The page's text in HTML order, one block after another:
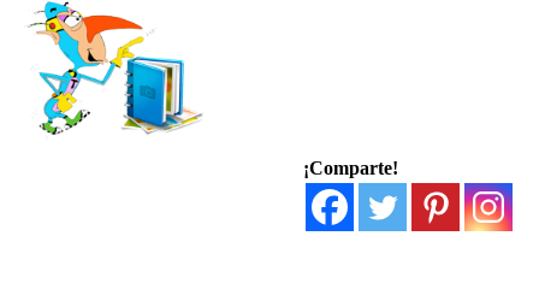
¡Comparte!